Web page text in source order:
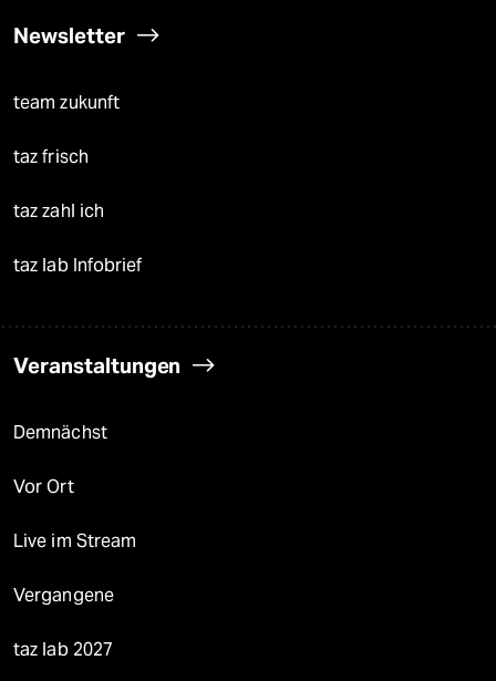
Newsletter
team zukunft
taz frisch
taz zahl ich
taz lab Infobrief
Veranstaltungen
Demnächst
Vor Ort
Live im Stream
Vergangene
taz lab 2027